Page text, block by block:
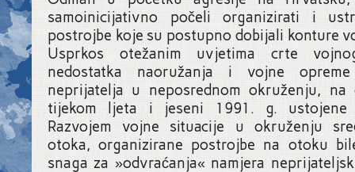
samoinicijativno počeli organizirati i
postrojbe koje su postupno dobijali konture
Usprkos otežanim uvjetima crte
nedostatka naoružanja i vojne
neprijatelja u neposrednom okruženju,
tijekom ljeta i jeseni 1991. g. ustojene
Razvojem vojne situacije u okruženju
otoka, organizirane postrojbe na otoku
snaga za »odvraćanja« namjera